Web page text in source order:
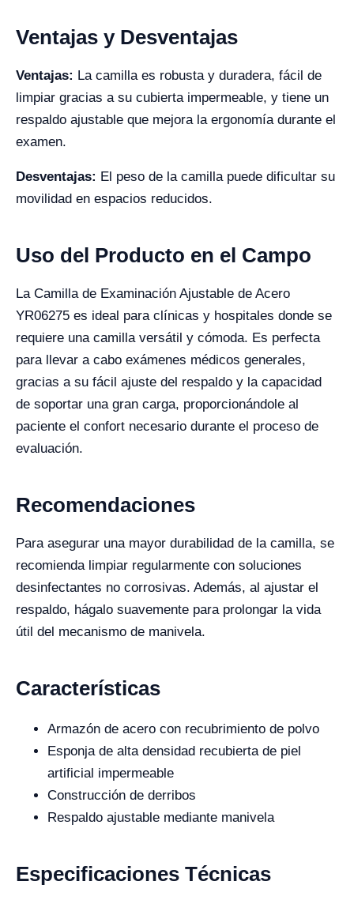
Ventajas y Desventajas
Ventajas: La camilla es robusta y duradera, fácil de
limpiar gracias a su cubierta impermeable, y tiene un
respaldo ajustable que mejora la ergonomía durante el
examen.
Desventajas: El peso de la camilla puede dificultar su
movilidad en espacios reducidos.
Uso del Producto en el Campo
La Camilla de Examinación Ajustable de Acero
YR06275 es ideal para clínicas y hospitales donde se
requiere una camilla versátil y cómoda. Es perfecta
para llevar a cabo exámenes médicos generales,
gracias a su fácil ajuste del respaldo y la capacidad
de soportar una gran carga, proporcionándole al
paciente el confort necesario durante el proceso de
evaluación.
Recomendaciones
Para asegurar una mayor durabilidad de la camilla, se
recomienda limpiar regularmente con soluciones
desinfectantes no corrosivas. Además, al ajustar el
respaldo, hágalo suavemente para prolongar la vida
útil del mecanismo de manivela.
Características
Armazón de acero con recubrimiento de polvo
Esponja de alta densidad recubierta de piel
artificial impermeable
Construcción de derribos
Respaldo ajustable mediante manivela
Especificaciones Técnicas